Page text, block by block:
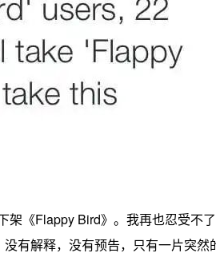
架《Flappy Bird》。我再也忍受不
有解释，没有预告，只有一片突然